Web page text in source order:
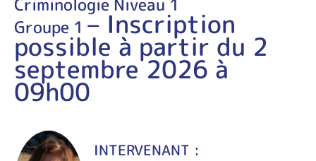
Groupe 1 – Inscription
possible à partir du 2
septembre 2026 à
09h00
INTERVENANT :